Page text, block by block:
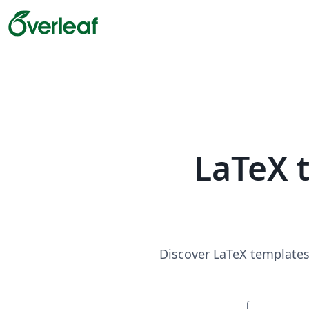
Discover LaTeX